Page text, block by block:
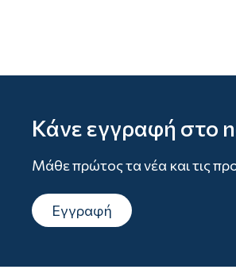
Κάνε εγγραφή στο
Μάθε πρώτος τα νέα και τις
Εγγραφή